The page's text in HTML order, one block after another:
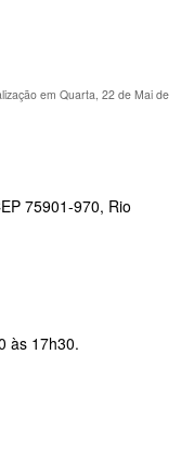
em Quarta, 22 de Mai de
75901-970, Rio
às 17h30.